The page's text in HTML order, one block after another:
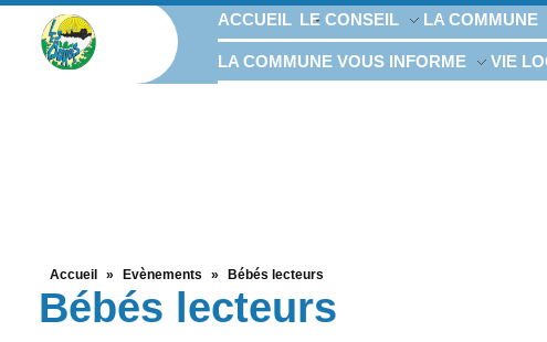
ACCUEIL LE CONSEIL LA COMMUNE
LA COMMUNE VOUS INFORME VIE
Accueil » Evènements » Bébés lecteurs
Bébés lecteurs